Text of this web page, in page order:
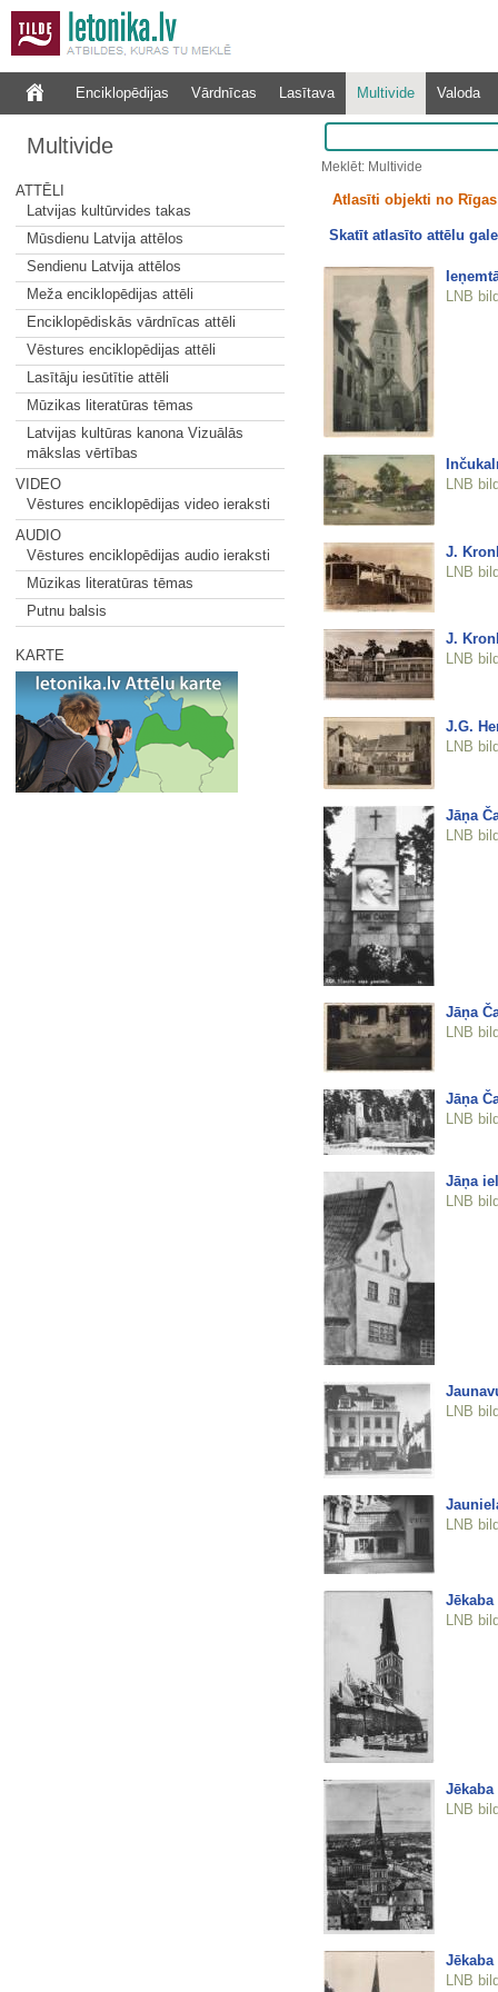
Enciklopēdijas Vārdnīcas Lasītava Multivide Valoda
Multivide
ATTĒLI
Latvijas kultūrvides takas
Mūsdienu Latvija attēlos
Sendienu Latvija attēlos
Meža enciklopēdijas attēli
Enciklopēdiskās vārdnīcas attēli
Vēstures enciklopēdijas attēli
Lasītāju iesūtītie attēli
Mūzikas literatūras tēmas
Latvijas kultūras kanona Vizuālās
mākslas vērtības
VIDEO
Vēstures enciklopēdijas video ieraksti
AUDIO
Vēstures enciklopēdijas audio ieraksti
Mūzikas literatūras tēmas
Putnu balsis
KARTE
Meklēt: Multivide
Atlasīti objekti no
Skatīt atlasīto attēlu
LNB
LNB
J.
LNB
J.
LNB
J.G.
LNB
Jāņa
LNB
Jāņa
LNB
Jāņa
LNB
Jāņa
LNB
LNB
LNB
Jēkaba
LNB
Jēkaba
LNB
Jēkaba
LNB